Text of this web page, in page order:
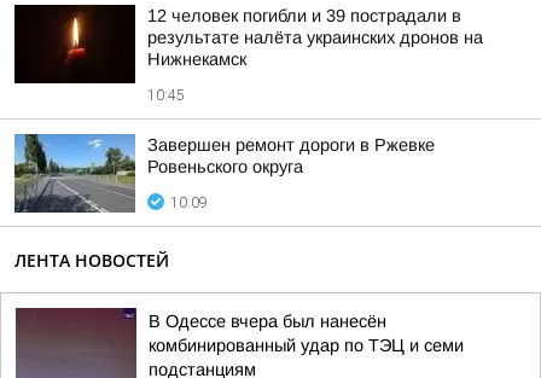
12 человек погибли и 39 пострадали в
результате налёта украинских дронов на
Нижнекамск
10:45
Завершен ремонт дороги в Ржевке
Ровеньского округа
10:09
ЛЕНТА НОВОСТЕЙ
В Одессе вчера был нанесён
комбинированный удар по ТЭЦ и семи
подстанциям